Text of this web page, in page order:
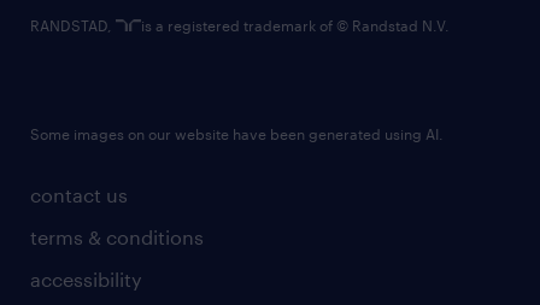
contact us
terms & conditions
accessibility
RANDSTAD, is a registered trademark of © Randstad N.V.
Some images on our website have been generated using AI.